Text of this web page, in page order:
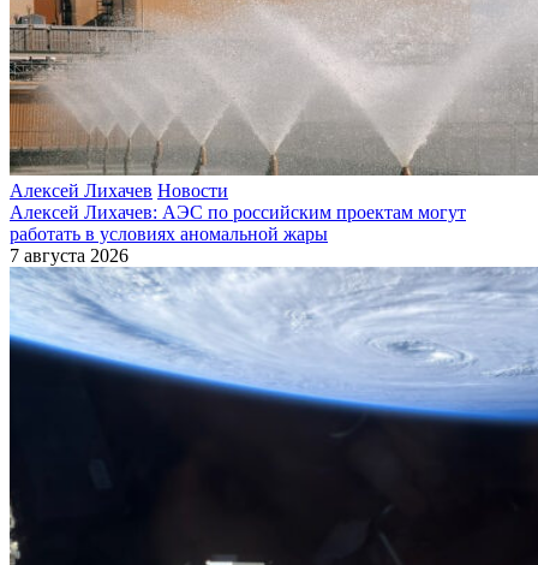
Алексей Лихачев Новости
Алексей Лихачев: АЭС по российским проектам могут
работать в условиях аномальной жары
7 августа 2026